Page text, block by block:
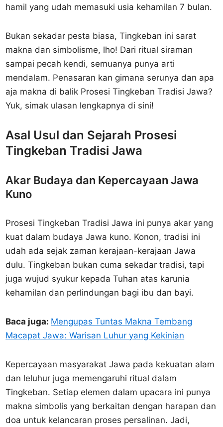
hamil yang udah memasuki usia kehamilan 7 bulan.
Bukan sekadar pesta biasa, Tingkeban ini sarat
makna dan simbolisme, lho! Dari ritual siraman
sampai pecah kendi, semuanya punya arti
mendalam. Penasaran kan gimana serunya dan apa
aja makna di balik Prosesi Tingkeban Tradisi Jawa?
Yuk, simak ulasan lengkapnya di sini!
Asal Usul dan Sejarah Prosesi
Tingkeban Tradisi Jawa
Akar Budaya dan Kepercayaan Jawa
Kuno
Prosesi Tingkeban Tradisi Jawa ini punya akar yang
kuat dalam budaya Jawa kuno. Konon, tradisi ini
udah ada sejak zaman kerajaan-kerajaan Jawa
dulu. Tingkeban bukan cuma sekadar tradisi, tapi
juga wujud syukur kepada Tuhan atas karunia
kehamilan dan perlindungan bagi ibu dan bayi.
Baca juga: Mengupas Tuntas Makna Tembang
Macapat Jawa: Warisan Luhur yang Kekinian
Kepercayaan masyarakat Jawa pada kekuatan alam
dan leluhur juga memengaruhi ritual dalam
Tingkeban. Setiap elemen dalam upacara ini punya
makna simbolis yang berkaitan dengan harapan dan
doa untuk kelancaran proses persalinan. Jadi,